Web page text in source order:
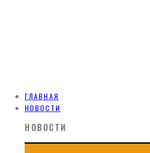
ГЛАВНАЯ
НОВОСТИ
НОВОСТИ